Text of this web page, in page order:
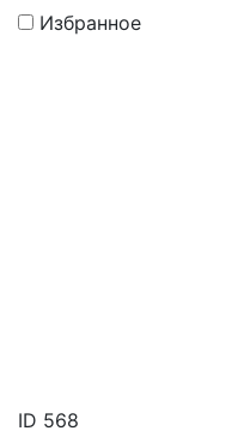
Избранное
ID 568